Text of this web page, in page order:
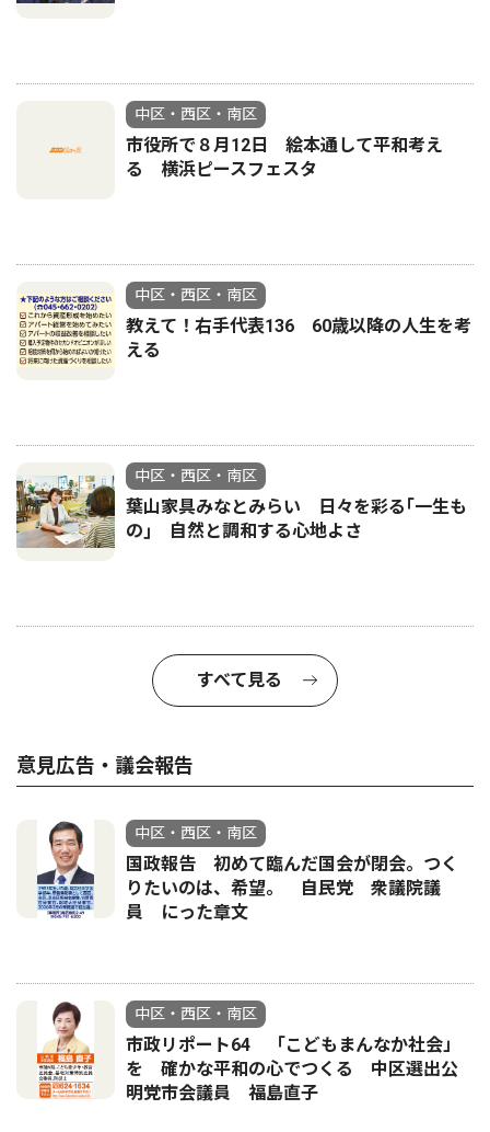
中区・西区・南区
市役所で８月12日 絵本通して平和考え
る 横浜ピースフェスタ
中区・西区・南区
教えて！右手代表136 60歳以降の人生を考
える
中区・西区・南区
葉山家具みなとみらい 日々を彩る｢一生も
の｣ 自然と調和する心地よさ
すべて見る
意見広告・議会報告
中区・西区・南区
国政報告 初めて臨んだ国会が閉会。つく
りたいのは、希望。 自民党 衆議院議
員 にった章文
中区・西区・南区
市政リポート64 「こどもまんなか社会」
を 確かな平和の心でつくる 中区選出公
明党市会議員 福島直子